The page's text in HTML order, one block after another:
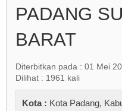
PADANG
BARAT
Diterbitkan pada : 01 Mei
Dilihat : 1961 kali
Kota : Kota Padang,